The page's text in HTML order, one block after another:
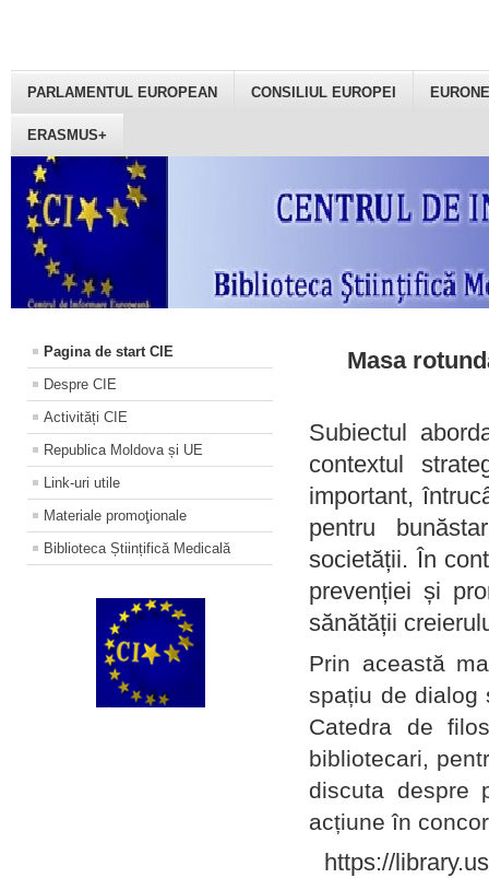
PARLAMENTUL EUROPEAN CONSILIUL EUROPEI
ERASMUS+
Pagina de start CIE
Despre CIE
Activități CIE
Republica Moldova și UE
Link-uri utile
Materiale promoţionale
Biblioteca Științifică Medicală
Masa
Subiectul
contextul
important,
pentru
societății. În
prevenției și
sănătății
Prin această
spațiu de dialog
Catedra de
bibliotecari,
discuta despre
acțiune în
https://